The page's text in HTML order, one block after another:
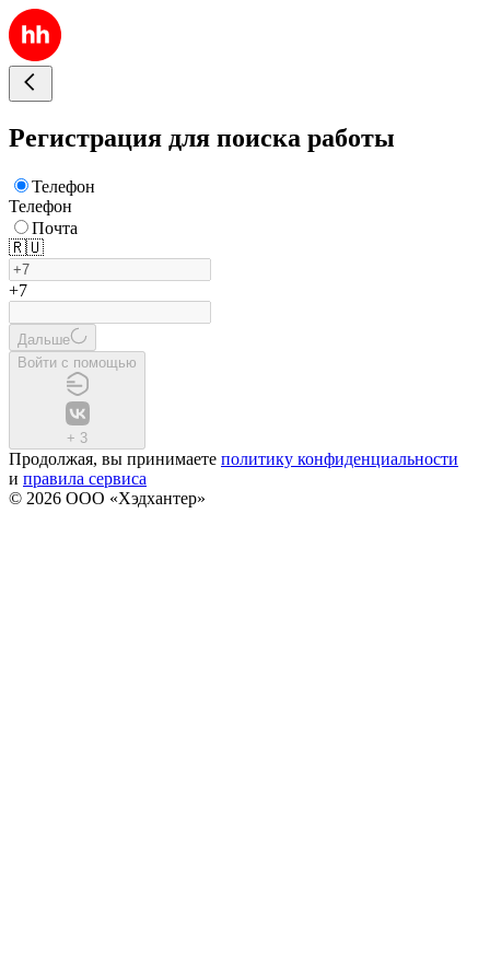
Регистрация для поиска работы
Телефон
Телефон
Почта
🇷🇺
+7
Дальше
Войти с помощью
+ 3
Продолжая, вы принимаете политику конфиденциальности
и правила сервиса
© 2026 ООО «Хэдхантер»